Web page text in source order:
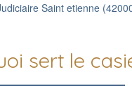
Saint etienne
sert le